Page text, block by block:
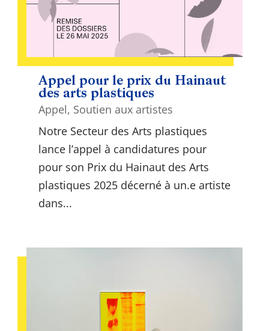
Appel pour le prix du Hainaut
des arts plastiques
Appel, Soutien aux artistes
Notre Secteur des Arts plastiques
lance l’appel à candidatures pour
pour son Prix du Hainaut des Arts
plastiques 2025 décerné à un.e artiste
dans...